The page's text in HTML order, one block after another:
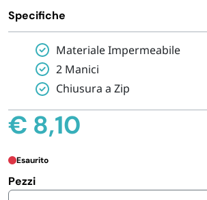
PERSONA E MEDICALI
AVVOLGENTI E CONTENITORI
PET
Specifiche
Materiale Impermeabile
2 Manici
Chiusura a Zip
€ 8,10
Esaurito
Pezzi